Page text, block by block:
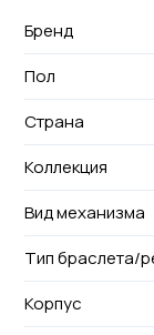
Бренд
Пол
Страна
Коллекция
Вид механизма
Тип браслета/
Корпус